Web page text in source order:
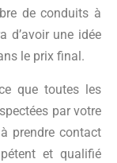
de conduits à
d’avoir une idée
le prix final.
que toutes les
par votre
prendre contact
et qualifié